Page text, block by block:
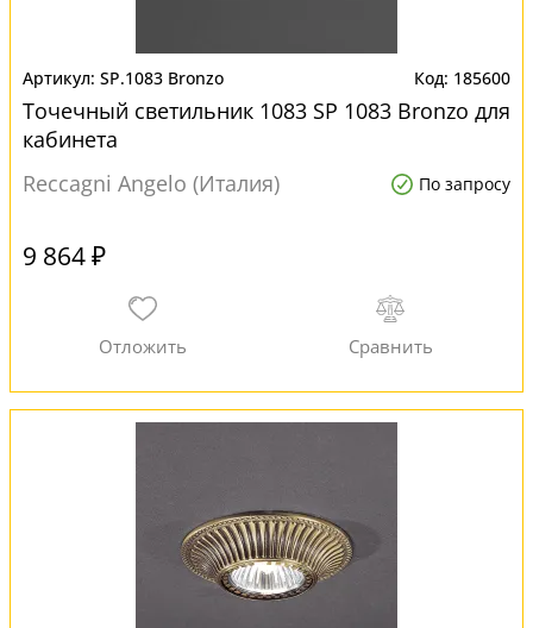
SP.1083 Bronzo 185600
Точечный светильник 1083 SP 1083 Bronzo для
кабинета
Reccagni Angelo (Италия)
По запросу
9 864 ₽